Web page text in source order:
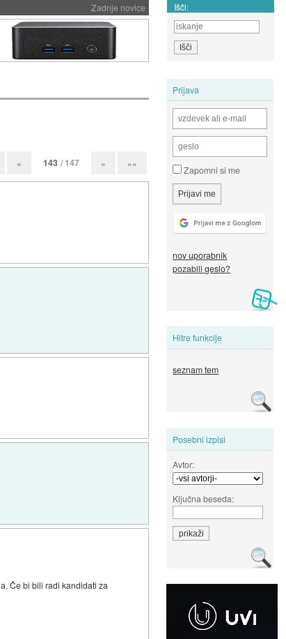
Zadnje novice Išči:
Prijava
Zapomni si me
nov uporabnik
pozabili geslo?
Hitre funkcije
seznam tem
Posebni izpisi
Avtor:
Ključna beseda:
« 143 / 147 » »»
Če bi bili radi kandidati za